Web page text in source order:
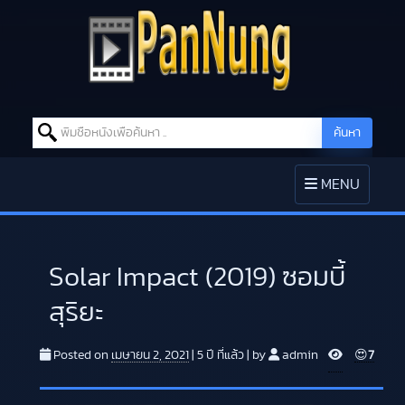
Search for: ค้นหา
TOGGLE
NAVIGATION
MENU
Solar Impact (2019) ซอมบี้
สุริยะ
Posted on เมษายน 2, 2021 5 ปี ที่แล้ว by admin V
i
😍7